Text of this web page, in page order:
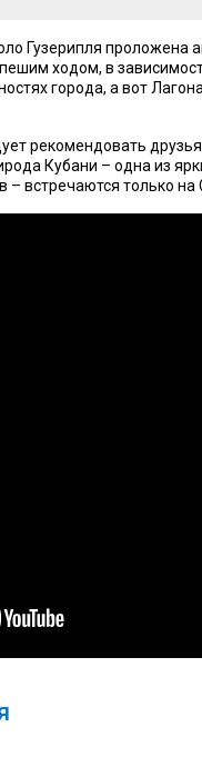
Гузерипля проложена
ходом, в
города, а вот
рекомендовать
Кубани – одна из
встречаются только на